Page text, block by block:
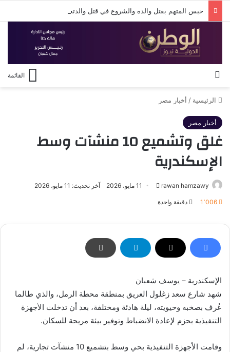
القائمة
الرئيسية / أخبار مصر
أخبار مصر
غلق وتشميع 10 منشآت وسط
الإسكندرية
rawan hamzawy
أرسل
11 مايو، 2026 آخر تحديث: 11 مايو، 2026
1٬006 دقيقة واحدة
الإسكندرية – يوسف شعبان
شهد شارع سعد زغلول العريق بمنطقة محطة الرمل، والذي طالما
عُرف بصخبه وحيويته، ليلة هادئة ومختلفة، بعد أن تدخلت الأجهزة
التنفيذية بحزم لإعادة الانضباط وتوفير بيئة مريحة للسكان.
وقامت الأجهزة التنفيذية بحي وسط بتشميع 10 منشآت تجارية، لم